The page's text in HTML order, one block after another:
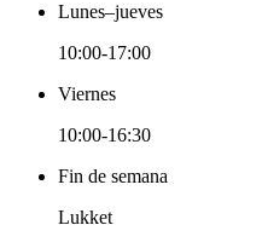
Lunes–jueves
10:00-17:00
Viernes
10:00-16:30
Fin de semana
Lukket